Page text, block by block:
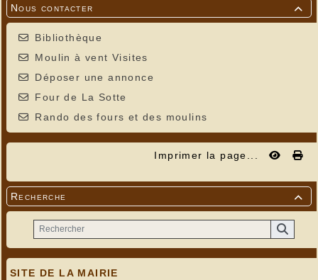

Nous contacter
Bibliothèque
Moulin à vent Visites
Déposer une annonce
Four de La Sotte
Rando des fours et des moulins
Imprimer la page...

Recherche
SITE DE LA MAIRIE